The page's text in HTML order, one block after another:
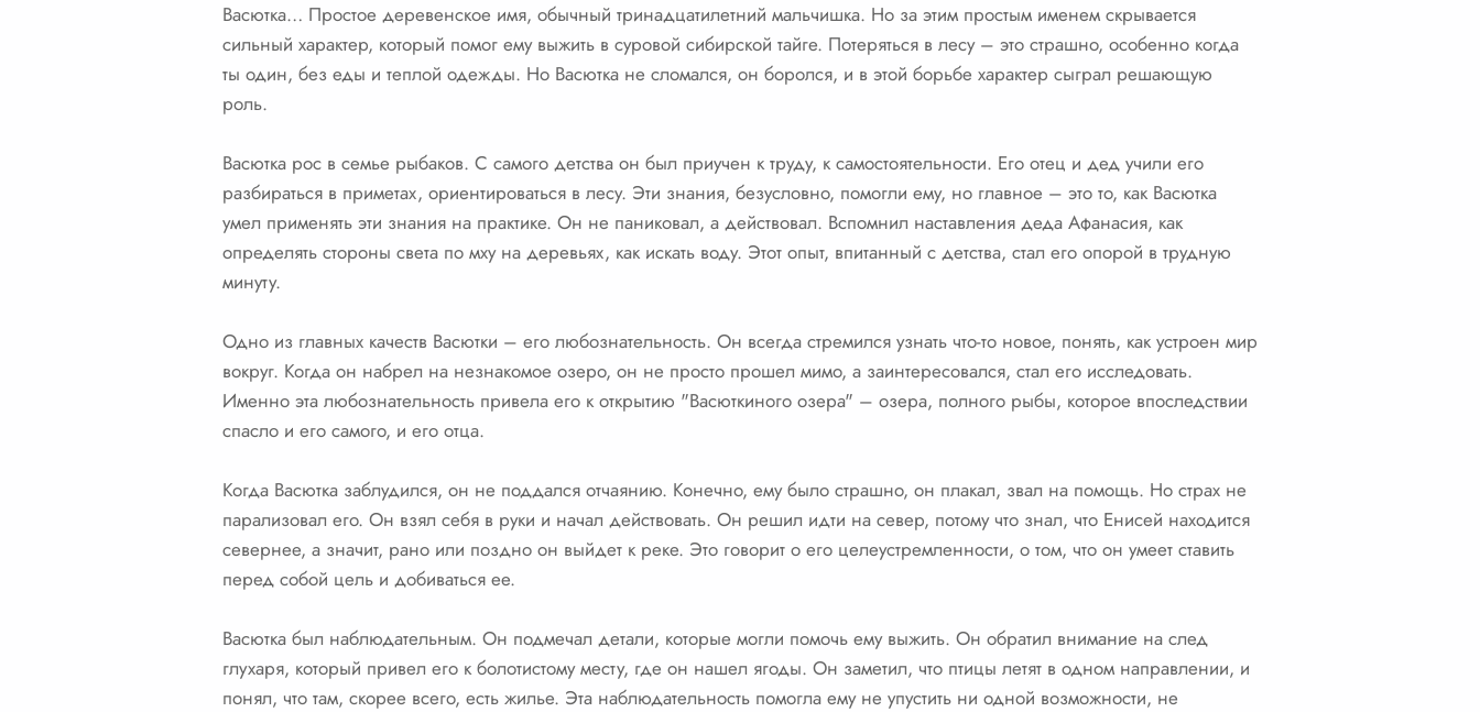
Васютка… Простое деревенское имя, обычный тринадцатилетний мальчишка. Но за этим простым именем скрывается
сильный характер, который помог ему выжить в суровой сибирской тайге. Потеряться в лесу – это страшно, особенно когда
ты один, без еды и теплой одежды. Но Васютка не сломался, он боролся, и в этой борьбе характер сыграл решающую
роль.
Васютка рос в семье рыбаков. С самого детства он был приучен к труду, к самостоятельности. Его отец и дед учили его
разбираться в приметах, ориентироваться в лесу. Эти знания, безусловно, помогли ему, но главное – это то, как Васютка
умел применять эти знания на практике. Он не паниковал, а действовал. Вспомнил наставления деда Афанасия, как
определять стороны света по мху на деревьях, как искать воду. Этот опыт, впитанный с детства, стал его опорой в трудную
минуту.
Одно из главных качеств Васютки – его любознательность. Он всегда стремился узнать что-то новое, понять, как устроен мир
вокруг. Когда он набрел на незнакомое озеро, он не просто прошел мимо, а заинтересовался, стал его исследовать.
Именно эта любознательность привела его к открытию "Васюткиного озера" – озера, полного рыбы, которое впоследствии
спасло и его самого, и его отца.
Когда Васютка заблудился, он не поддался отчаянию. Конечно, ему было страшно, он плакал, звал на помощь. Но страх не
парализовал его. Он взял себя в руки и начал действовать. Он решил идти на север, потому что знал, что Енисей находится
севернее, а значит, рано или поздно он выйдет к реке. Это говорит о его целеустремленности, о том, что он умеет ставить
перед собой цель и добиваться ее.
Васютка был наблюдательным. Он подмечал детали, которые могли помочь ему выжить. Он обратил внимание на след
глухаря, который привел его к болотистому месту, где он нашел ягоды. Он заметил, что птицы летят в одном направлении, и
понял, что там, скорее всего, есть жилье. Эта наблюдательность помогла ему не упустить ни одной возможности, не